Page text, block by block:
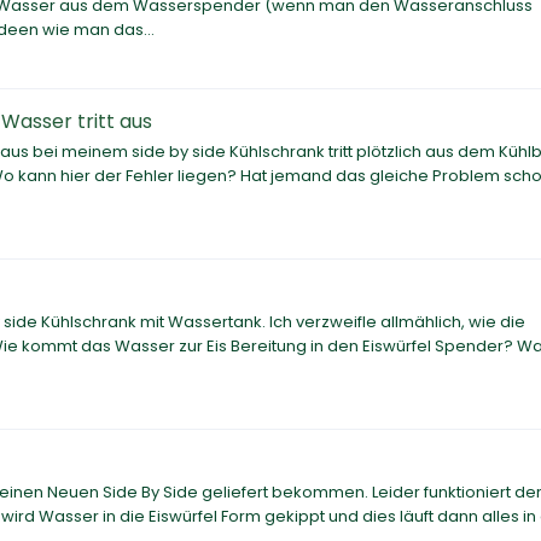
aus dem Wasserspender (wenn man den Wasseranschluss
wie man das...
Wasser tritt aus
bei meinem side by side Kühlschrank tritt plötzlich aus dem
kann hier der Fehler liegen? Hat jemand das gleiche Problem
Kühlschrank mit Wassertank. Ich verzweifle allmählich, wie die
kommt das Wasser zur Eis Bereitung in den Eiswürfel Spender?
Neuen Side By Side geliefert bekommen. Leider funktioniert der
Wasser in die Eiswürfel Form gekippt und dies läuft dann alles